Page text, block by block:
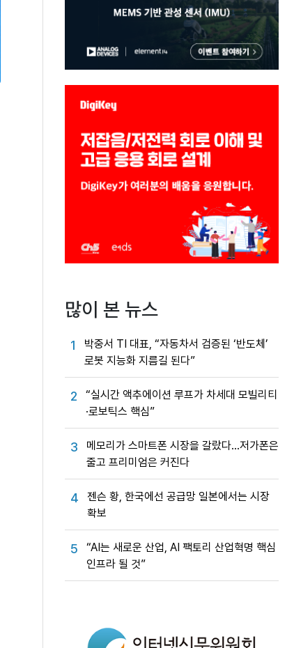
많이 본 뉴스
1
박중서 TI 대표, “자동차서 검증된 ‘반도체’
로봇 지능화 지름길 된다”
2
“실시간 액추에이션 루프가 차세대 모빌리티
·로보틱스 핵심”
3
메모리가 스마트폰 시장을 갈랐다…저가폰은
줄고 프리미엄은 커진다
4
젠슨 황, 한국에선 공급망 일본에서는 시장
확보
5
“AI는 새로운 산업, AI 팩토리 산업혁명 핵심
인프라 될 것”